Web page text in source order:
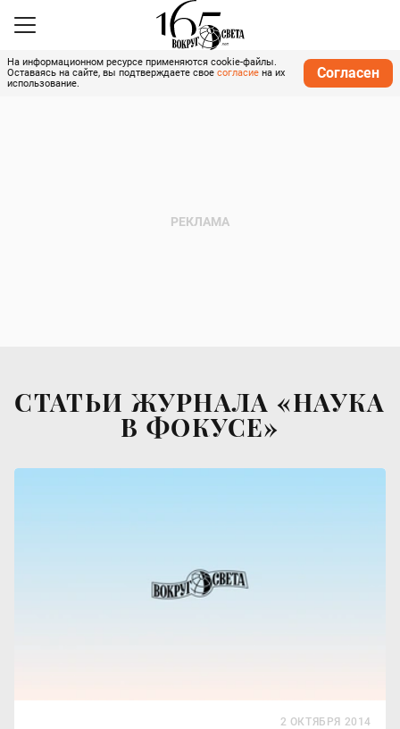
На информационном ресурсе применяются cookie-файлы.
Оставаясь на сайте, вы подтверждаете свое согласие на их
использование.
Согласен
СТАТЬИ ЖУРНАЛА «НАУКА
В ФОКУСЕ»
2 ОКТЯБРЯ 2014